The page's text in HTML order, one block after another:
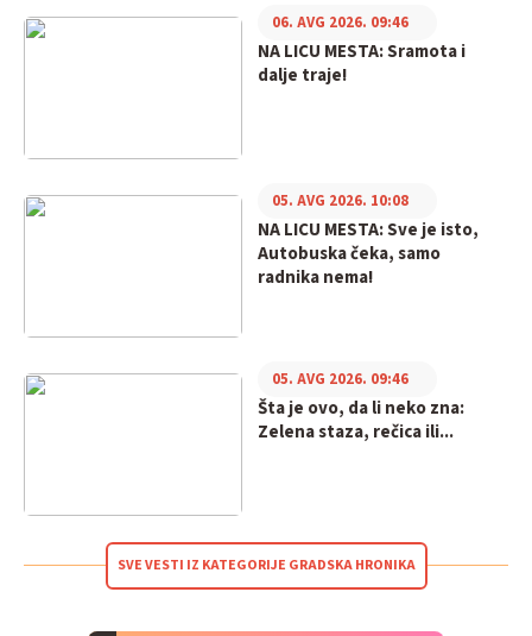
NA LICU MESTA: Sramota i
dalje traje!
06. AVG 2026. 09:46
NA LICU MESTA: Sve je isto,
Autobuska čeka, samo
radnika nema!
05. AVG 2026. 10:08
Šta je ovo, da li neko zna:
Zelena staza, rečica ili...
05. AVG 2026. 09:46
SVE VESTI IZ KATEGORIJE GRADSKA HRONIKA